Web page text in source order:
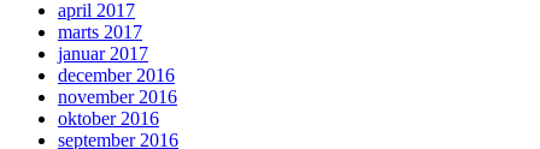
april 2017
marts 2017
januar 2017
december 2016
november 2016
oktober 2016
september 2016